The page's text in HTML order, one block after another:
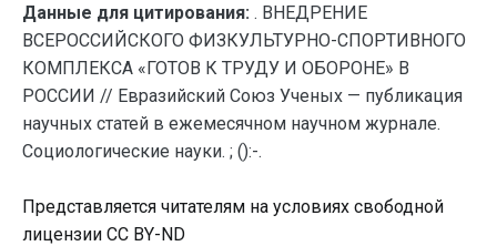
Данные для цитирования: . ВНЕДРЕНИЕ
ВСЕРОССИЙСКОГО ФИЗКУЛЬТУРНО-СПОРТИВНОГО
КОМПЛЕКСА «ГОТОВ К ТРУДУ И ОБОРОНЕ» В
РОССИИ // Евразийский Союз Ученых — публикация
научных статей в ежемесячном научном журнале.
Социологические науки. ; ():-.
Представляется читателям на условиях свободной
лицензии CC BY-ND